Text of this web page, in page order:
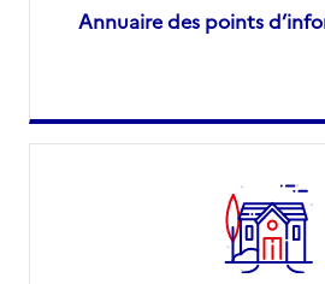
Annuaire des points